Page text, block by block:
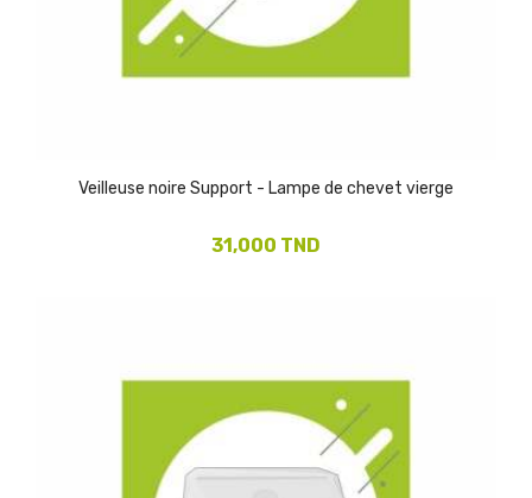
Veilleuse noire Support - Lampe de chevet vierge
31,000 TND